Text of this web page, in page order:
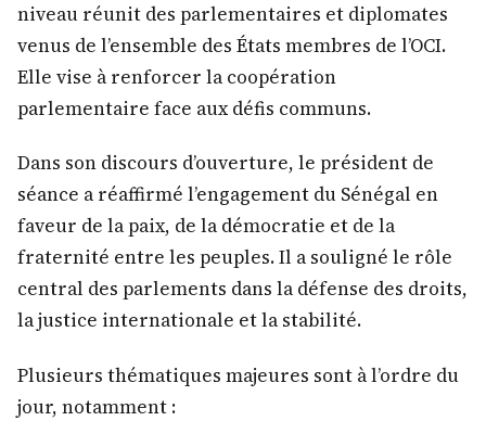
niveau réunit des parlementaires et diplomates
venus de l’ensemble des États membres de l’OCI.
Elle vise à renforcer la coopération
parlementaire face aux défis communs.
Dans son discours d’ouverture, le président de
séance a réaffirmé l’engagement du Sénégal en
faveur de la paix, de la démocratie et de la
fraternité entre les peuples. Il a souligné le rôle
central des parlements dans la défense des droits,
la justice internationale et la stabilité.
Plusieurs thématiques majeures sont à l’ordre du
jour, notamment :